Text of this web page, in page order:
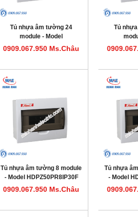
Tủ nhựa âm tường 24
module - Model
HDPZ50PR24IP30F
0909.067.950 Ms.Châu
Tủ
Tủ nhựa âm tường 8 module
- Model HDPZ50PR8IP30F
0909.067.950 Ms.Châu
Tủ nhựa
- Model